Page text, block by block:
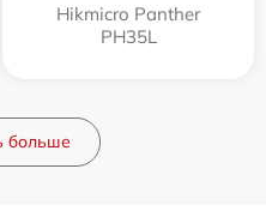
Hikmicro Panther
PH35L
больше